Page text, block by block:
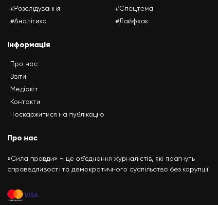
#Розслідування
#Аналітика
#Спецтема
#Лайфхак
Інформація
Про нас
Звіти
Медіакіт
Контакти
Поскаржитися на публікацію
Про нас
«Сила правди» – це об’єднання журналістів, які прагнуть
справедливості та демократичного суспільства без корупції.